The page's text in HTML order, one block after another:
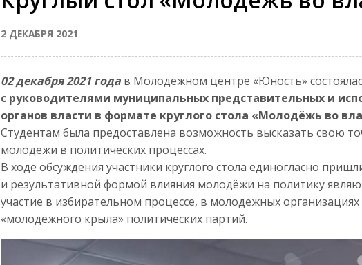
2 ДЕКАБРЯ 2021
02 декабря 2021 года в Молодёжном центре «Юность»
с руководителями муниципальных представительных и
органов власти в формате круглого стола «Молодёжь во
Студентам была предоставлена возможность высказать свою
молодёжи в политических процессах.
В ходе обсуждения участники круглого стола единогласно
и результативной формой влияния молодёжи на политику
участие в избирательном процессе, в молодежных
«молодёжного крыла» политических партий.